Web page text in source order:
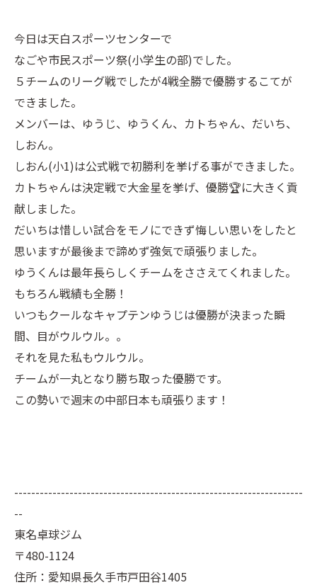
今日は天白スポーツセンターで
なごや市民スポーツ祭(小学生の部)でした。
５チームのリーグ戦でしたが4戦全勝で優勝するこてが
できました。
メンバーは、ゆうじ、ゆうくん、カトちゃん、だいち、
しおん。
しおん(小1)は公式戦で初勝利を挙げる事ができました。
カトちゃんは決定戦で大金星を挙げ、優勝🏆に大きく貢
献しました。
だいちは惜しい試合をモノにできず悔しい思いをしたと
思いますが最後まで諦めず強気で頑張りました。
ゆうくんは最年長らしくチームをささえてくれました。
もちろん戦績も全勝！
いつもクールなキャプテンゆうじは優勝が決まった瞬
間、目がウルウル。。
それを見た私もウルウル。
チームが一丸となり勝ち取った優勝です。
この勢いで週末の中部日本も頑張ります！
--------------------------------------------------------------------
--
東名卓球ジム
〒480-1124
住所：愛知県長久手市戸田谷1405